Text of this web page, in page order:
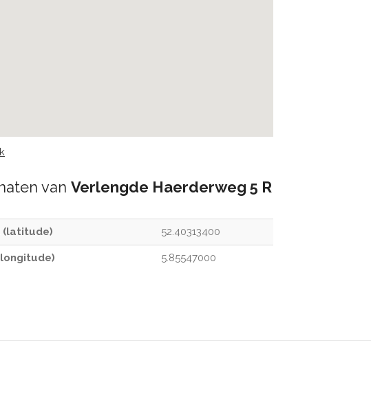
van Verlengde Haerderweg 5 R
(latitude) 52.40313400
5.85547000